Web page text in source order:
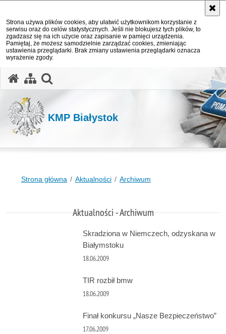
Strona używa plików cookies, aby ułatwić użytkownikom korzystanie z
serwisu oraz do celów statystycznych. Jeśli nie blokujesz tych plików, to
zgadzasz się na ich użycie oraz zapisanie w pamięci urządzenia.
Pamiętaj, że możesz samodzielnie zarządzać cookies, zmieniając
ustawienia przeglądarki. Brak zmiany ustawienia przeglądarki oznacza
wyrażenie zgody.
KMP Białystok
Strona główna Aktualności Archiwum
Aktualności - Archiwum
Skradziona w Niemczech, odzyskana w
Białymstoku
18.06.2009
TIR rozbił bmw
18.06.2009
Finał konkursu „Nasze Bezpieczeństwo”
17.06.2009